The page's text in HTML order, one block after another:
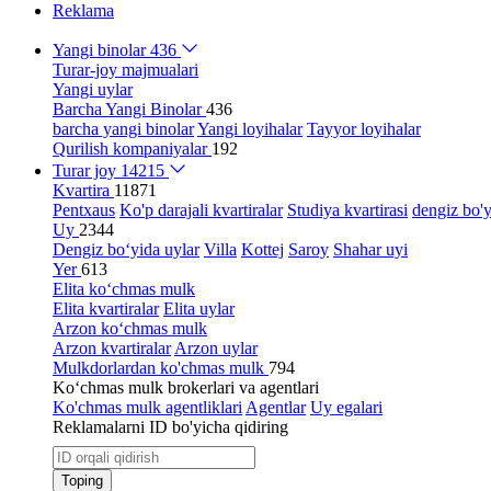
Reklama
Yangi binolar436
Turar-joy majmualari
Yangi uylar
Barcha Yangi Binolar436
barcha yangi binolarYangi loyihalar Tayyor loyihalar
Qurilish kompaniyalar 192
Turar joy 14215
Kvartira 11871
Pentxaus Ko'p darajali kvartiralar Studiya kvartirasi dengiz
Uy 2344
Dengiz bo‘yida uylar Villa Kottej Saroy Shahar uyi
Yer613
Elita ko‘chmas mulk
Elita kvartiralar Elita uylar
Arzon ko‘chmas mulk
Arzon kvartiralar Arzon uylar
Mulkdorlardan ko'chmas mulk 794
Ko‘chmas mulk brokerlari va agentlari
Ko'chmas mulk agentliklari Agentlar Uy egalari
Reklamalarni ID bo'yicha qidiring
Toping